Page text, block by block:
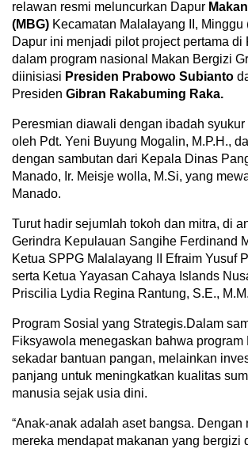
relawan resmi meluncurkan Dapur
(MBG) Kecamatan Malalayang II, Minggu
Dapur ini menjadi pilot project pertama di
dalam program nasional Makan Bergizi
diinisiasi Presiden Prabowo Subianto
Presiden Gibran Rakabuming Raka.
Peresmian diawali dengan ibadah
oleh Pdt. Yeni Buyung Mogalin, M.P.H.,
dengan sambutan dari Kepala Dinas
Manado, Ir. Meisje wolla, M.Si, yang
Manado.
Turut hadir sejumlah tokoh dan mitra, di
Gerindra Kepulauan Sangihe Ferdinand
Ketua SPPG Malalayang II Efraim Yusuf
serta Ketua Yayasan Cahaya Islands
Priscilia Lydia Regina Rantung, S.E., M.M.
Program Sosial yang Strategis.Dalam
Fiksyawola menegaskan bahwa program
sekadar bantuan pangan, melainkan
panjang untuk meningkatkan kualitas
manusia sejak usia dini.
“Anak-anak adalah aset bangsa. Dengan
mereka mendapat makanan yang bergizi